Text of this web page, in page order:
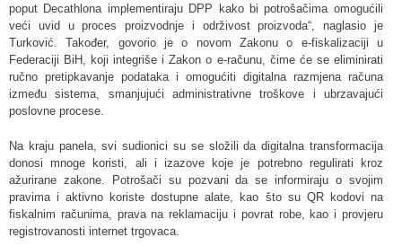
poput Decathlona implementiraju DPP kako bi potrošačima omogućili
veći uvid u proces proizvodnje i održivost proizvoda“, naglasio je
Turković. Također, govorio je o novom Zakonu o e-fiskalizaciji u
Federaciji BiH, koji integriše i Zakon o e-računu, čime će se eliminirati
ručno pretipkavanje podataka i omogućiti digitalna razmjena računa
između sistema, smanjujući administrativne troškove i ubrzavajući
poslovne procese.
Na kraju panela, svi sudionici su se složili da digitalna transformacija
donosi mnoge koristi, ali i izazove koje je potrebno regulirati kroz
ažurirane zakone. Potrošači su pozvani da se informiraju o svojim
pravima i aktivno koriste dostupne alate, kao što su QR kodovi na
fiskalnim računima, prava na reklamaciju i povrat robe, kao i provjeru
registrovanosti internet trgovaca.